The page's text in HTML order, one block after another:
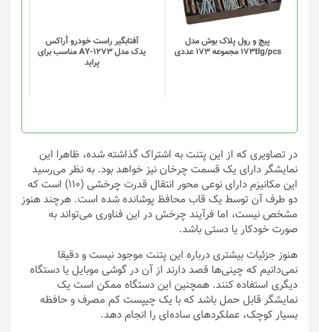
پیچ و رول پلاک بوش مدل
173tlg/pcs مجموعه 173 عددی
می
باشد.
گزینه
ها
محصول
انتخاب
شوند
آفتابگیر راست خودرو آٰراکس
یدک مدل AY-1273 مناسب برای
پراید
گزینه
ها
محصول
انتخاب
شوند
در تصاویری که از این پتنت به اشتراک گذاشته شده، ظاهرا این
نمایشگر دارای یک قسمت چرخان نیز خواهد بود. به نظر می‌رسید
این مکانیزم دارای نوعی محور انتقال قدرت چرخشی (110) است که
دو طرف آن توسط یک قاب محافظ پوشانده شده است. هرچند هنوز
مشخص نیست، اما فرآیند چرخش در این فناوری می‌تواند به
صورت خودکار یا دستی باشد.
هنوز جزئیات بیشتری درباره این پتنت موجود نیست و دقیقا
نمی‌دانیم که چینی‌ها قصد دارند از آن در گوشی موبایل یا دستگاه
دیگری استفاده کنند. همچنین این دستگاه ممکن است یک
نمایشگر قابل حمل باشد که با یک چیپست کم مصرف و حافظه
بسیار کوچک، عملکردهای ساده‌ای را انجام دهد.